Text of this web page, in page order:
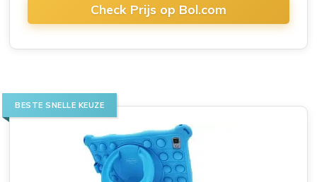
Check Prijs op Bol.com
BESTE SNELLE KEUZE